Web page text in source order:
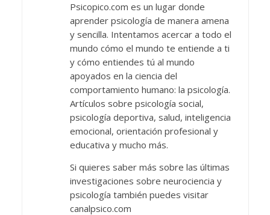
Psicopico.com es un lugar donde
aprender psicología de manera amena
y sencilla. Intentamos acercar a todo el
mundo cómo el mundo te entiende a ti
y cómo entiendes tú al mundo
apoyados en la ciencia del
comportamiento humano: la psicología.
Artículos sobre psicología social,
psicología deportiva, salud, inteligencia
emocional, orientación profesional y
educativa y mucho más.
Si quieres saber más sobre las últimas
investigaciones sobre neurociencia y
psicología también puedes visitar
canalpsico.com